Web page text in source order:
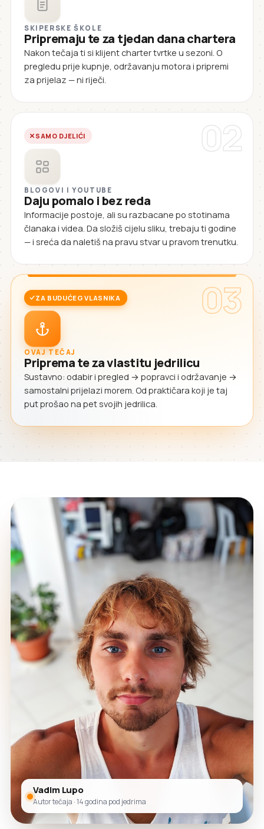
SKIPERSKE ŠKOLE
Pripremaju te za tjedan dana chartera
Nakon tečaja ti si klijent charter tvrtke u sezoni. O
pregledu prije kupnje, održavanju motora i pripremi
za prijelaz — ni riječi.
02
SAMO DJELIĆI
BLOGOVI I YOUTUBE
Daju pomalo i bez reda
Informacije postoje, ali su razbacane po stotinama
članaka i videa. Da složiš cijelu sliku, trebaju ti godine
— i sreća da naletiš na pravu stvar u pravom trenutku.
03
ZA BUDUĆEG VLASNIKA
OVAJ TEČAJ
Priprema te za vlastitu jedrilicu
Sustavno: odabir i pregled → popravci i održavanje →
samostalni prijelazi morem. Od praktičara koji je taj
put prošao na pet svojih jedrilica.
Vadim Lupo
Autor tečaja · 14 godina pod jedrima